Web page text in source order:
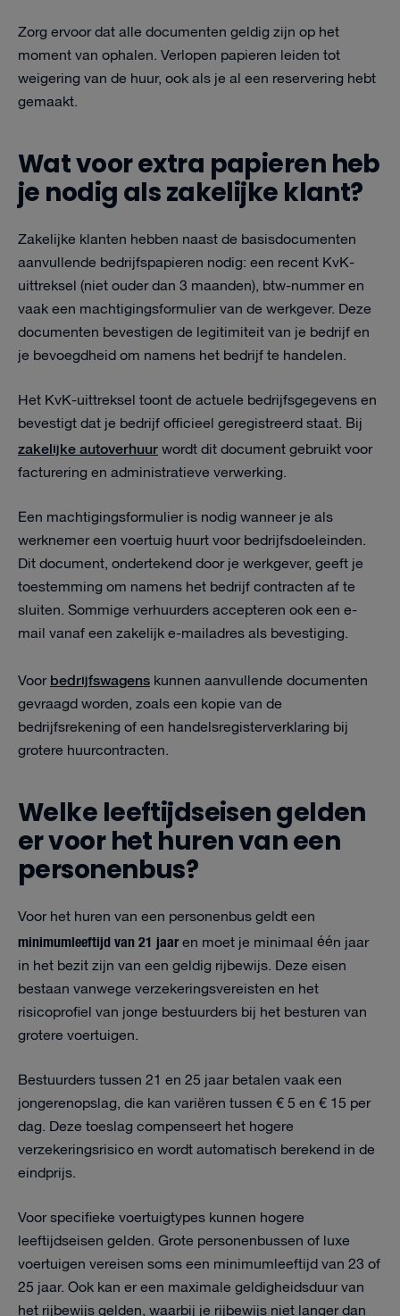
Zorg ervoor dat alle documenten geldig zijn op het
moment van ophalen. Verlopen papieren leiden tot
weigering van de huur, ook als je al een reservering hebt
gemaakt.
Wat voor extra papieren heb
je nodig als zakelijke klant?
Zakelijke klanten hebben naast de basisdocumenten
aanvullende bedrijfspapieren nodig: een recent KvK-
uittreksel (niet ouder dan 3 maanden), btw-nummer en
vaak een machtigingsformulier van de werkgever. Deze
documenten bevestigen de legitimiteit van je bedrijf en
je bevoegdheid om namens het bedrijf te handelen.
Het KvK-uittreksel toont de actuele bedrijfsgegevens en
bevestigt dat je bedrijf officieel geregistreerd staat. Bij
zakelijke autoverhuurwordt dit document gebruikt voor
facturering en administratieve verwerking.
Een machtigingsformulier is nodig wanneer je als
werknemer een voertuig huurt voor bedrijfsdoeleinden.
Dit document, ondertekend door je werkgever, geeft je
toestemming om namens het bedrijf contracten af te
sluiten. Sommige verhuurders accepteren ook een e-
mail vanaf een zakelijk e-mailadres als bevestiging.
Voorbedrijfswagens kunnen aanvullende documenten
gevraagd worden, zoals een kopie van de
bedrijfsrekening of een handelsregisterverklaring bij
grotere huurcontracten.
Welke leeftijdseisen gelden
er voor het huren van een
personenbus?
Voor het huren van een personenbus geldt een
minimumleeftijd van 21 jaaren moet je minimaal één jaar
in het bezit zijn van een geldig rijbewijs. Deze eisen
bestaan vanwege verzekeringsvereisten en het
risicoprofiel van jonge bestuurders bij het besturen van
grotere voertuigen.
Bestuurders tussen 21 en 25 jaar betalen vaak een
jongerenopslag, die kan variëren tussen € 5 en € 15 per
dag. Deze toeslag compenseert het hogere
verzekeringsrisico en wordt automatisch berekend in de
eindprijs.
Voor specifieke voertuigtypes kunnen hogere
leeftijdseisen gelden. Grote personenbussen of luxe
voertuigen vereisen soms een minimumleeftijd van 23 of
25 jaar. Ook kan er een maximale geldigheidsduur van
het rijbewijs gelden, waarbij je rijbewijs niet langer dan